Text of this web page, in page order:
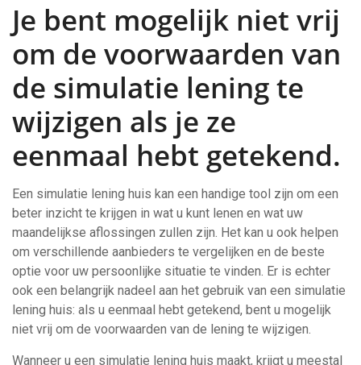
Je bent mogelijk niet vrij
om de voorwaarden van
de simulatie lening te
wijzigen als je ze
eenmaal hebt getekend.
Een simulatie lening huis kan een handige tool zijn om een
beter inzicht te krijgen in wat u kunt lenen en wat uw
maandelijkse aflossingen zullen zijn. Het kan u ook helpen
om verschillende aanbieders te vergelijken en de beste
optie voor uw persoonlijke situatie te vinden. Er is echter
ook een belangrijk nadeel aan het gebruik van een simulatie
lening huis: als u eenmaal hebt getekend, bent u mogelijk
niet vrij om de voorwaarden van de lening te wijzigen.
Wanneer u een simulatie lening huis maakt, krijgt u meestal